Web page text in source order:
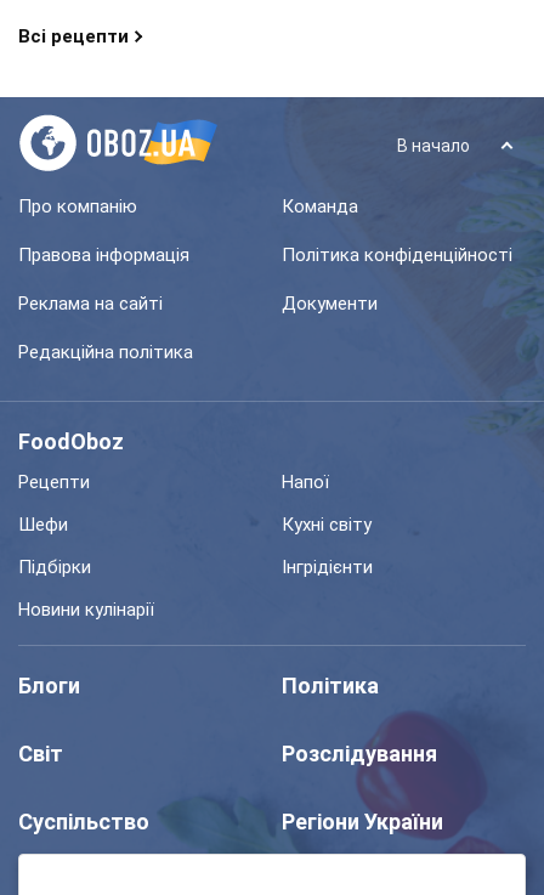
Всі рецепти
В начало
Про компанію Команда
Правова інформація Політика конфіденційності
Реклама на сайті Документи
Редакційна політика
FoodOboz
Рецепти
Напої
Шефи
Кухні світу
Підбірки
Інгрідієнти
Новини кулінарії
Блоги Політика
Світ Розслідування
Суспільство Регіони України